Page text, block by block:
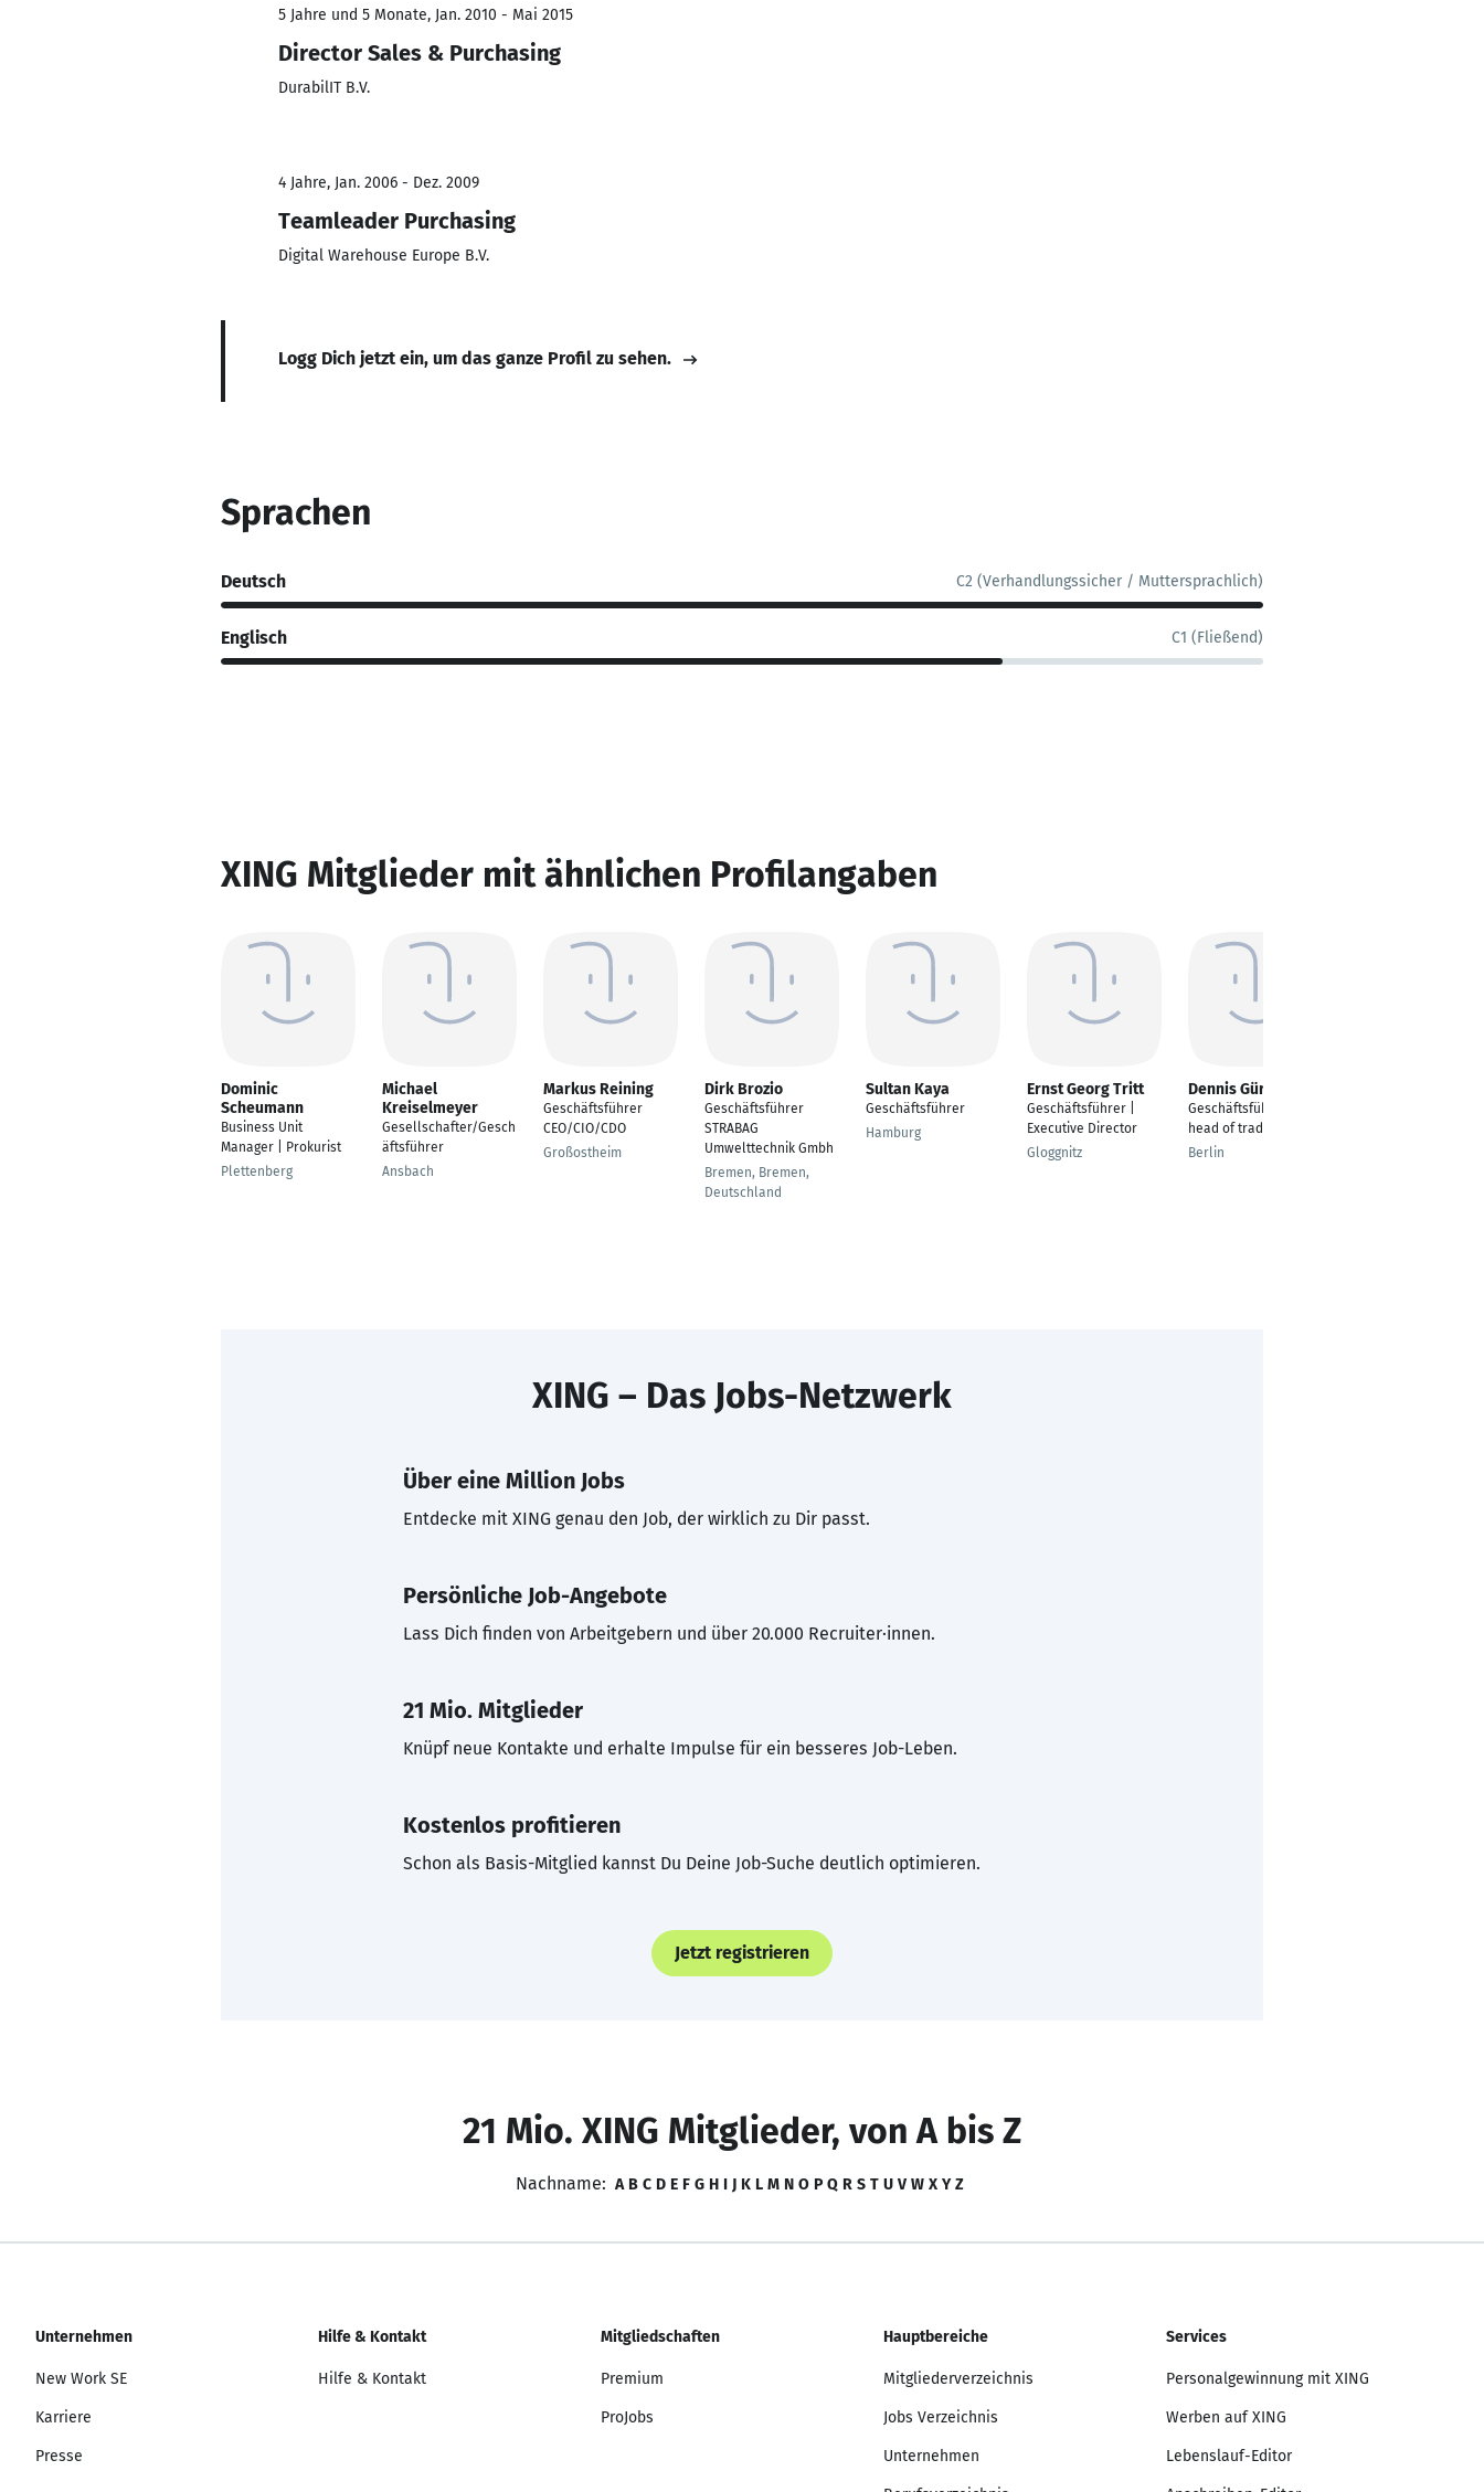
5 Jahre und 5 Monate, Jan. 2010 - Mai 2015
Director Sales & Purchasing
DurabilIT B.V.
4 Jahre, Jan. 2006 - Dez. 2009
Teamleader Purchasing
Digital Warehouse Europe B.V.
Logg Dich jetzt ein, um das ganze Profil zu sehen.
Sprachen
Deutsch C2 (Verhandlungssicher / Muttersprachlich)
Englisch C1 (Fließend)
XING Mitglieder mit ähnlichen Profilangaben
Dominic
Scheumann
Business Unit
Manager | Prokurist
Plettenberg
Michael
Kreiselmeyer
Gesellschafter/Gesch
äftsführer
Ansbach
Markus Reining
Geschäftsführer
CEO/CIO/CDO
Großostheim
Dirk Brozio
Geschäftsführer
STRABAG
Umwelttechnik Gmbh
Bremen, Bremen,
Deutschland
Sultan Kaya
Geschäftsführer
Hamburg
Ernst Georg Tritt
Geschäftsführer |
Executive Director
Gloggnitz
Dennis Gürtler
Geschäftsführer &
head of trading
Berlin
XING – Das Jobs-Netzwerk
Über eine Million Jobs
Entdecke mit XING genau den Job, der wirklich zu Dir passt.
Persönliche Job-Angebote
Lass Dich finden von Arbeitgebern und über 20.000 Recruiter·innen.
21 Mio. Mitglieder
Knüpf neue Kontakte und erhalte Impulse für ein besseres Job-Leben.
Kostenlos profitieren
Schon als Basis-Mitglied kannst Du Deine Job-Suche deutlich optimieren.
Jetzt registrieren
21 Mio. XING Mitglieder, von A bis Z
Nachname: A B C D E F G H I J K L M N O P Q R S T U V W X Y Z
Unternehmen
New Work SE
Karriere
Presse
Hilfe & Kontakt
Hilfe & Kontakt
Mitgliedschaften
Premium
ProJobs
Hauptbereiche
Mitgliederverzeichnis
Jobs Verzeichnis
Unternehmen
Services
Personalgewinnung mit XING
Werben auf XING
Lebenslauf-Editor